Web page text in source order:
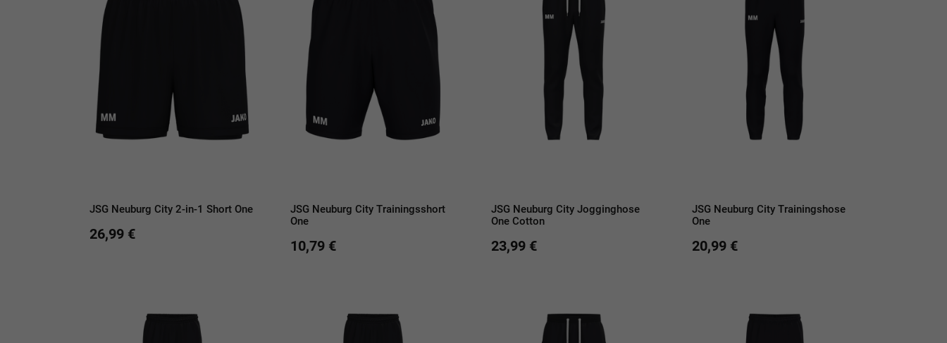
JSG Neuburg City 2-in-1 Short One
26,99 €
JSG Neuburg City Trainingsshort
One
10,79 €
JSG Neuburg City Jogginghose
One Cotton
23,99 €
JSG Neuburg City Trainingshose
One
20,99 €